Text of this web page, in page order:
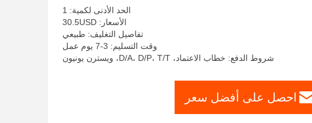
الحد الأدنى لكمية: 1
الأسعار: 30.5USD
تفاصيل التغليف: طبيعي
وقت التسليم: 3-7 يوم عمل
شروط الدفع: خطاب الاعتماد، D/A، D/P، T/T، ويسترن يونيون
احصل على أفضل سعر